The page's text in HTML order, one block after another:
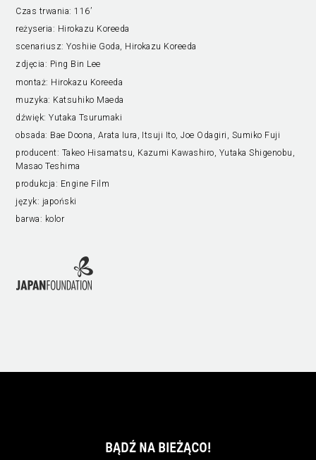
Czas trwania: 116’
reżyseria: Hirokazu Koreeda
scenariusz:Yoshiie Goda, Hirokazu Koreeda
zdjęcia: Ping Bin Lee
montaż: Hirokazu Koreeda
muzyka: Katsuhiko Maeda
dźwięk:Yutaka Tsurumaki
obsada: Bae Doona, Arata Iura, Itsuji Ito, Joe Odagiri, Sumiko Fuji
producent: Takeo Hisamatsu, Kazumi Kawashiro, Yutaka Shigenobu,
Masao Teshima
produkcja: Engine Film
język: japoński
barwa: kolor
BĄDŹ NA BIEŻĄCO!